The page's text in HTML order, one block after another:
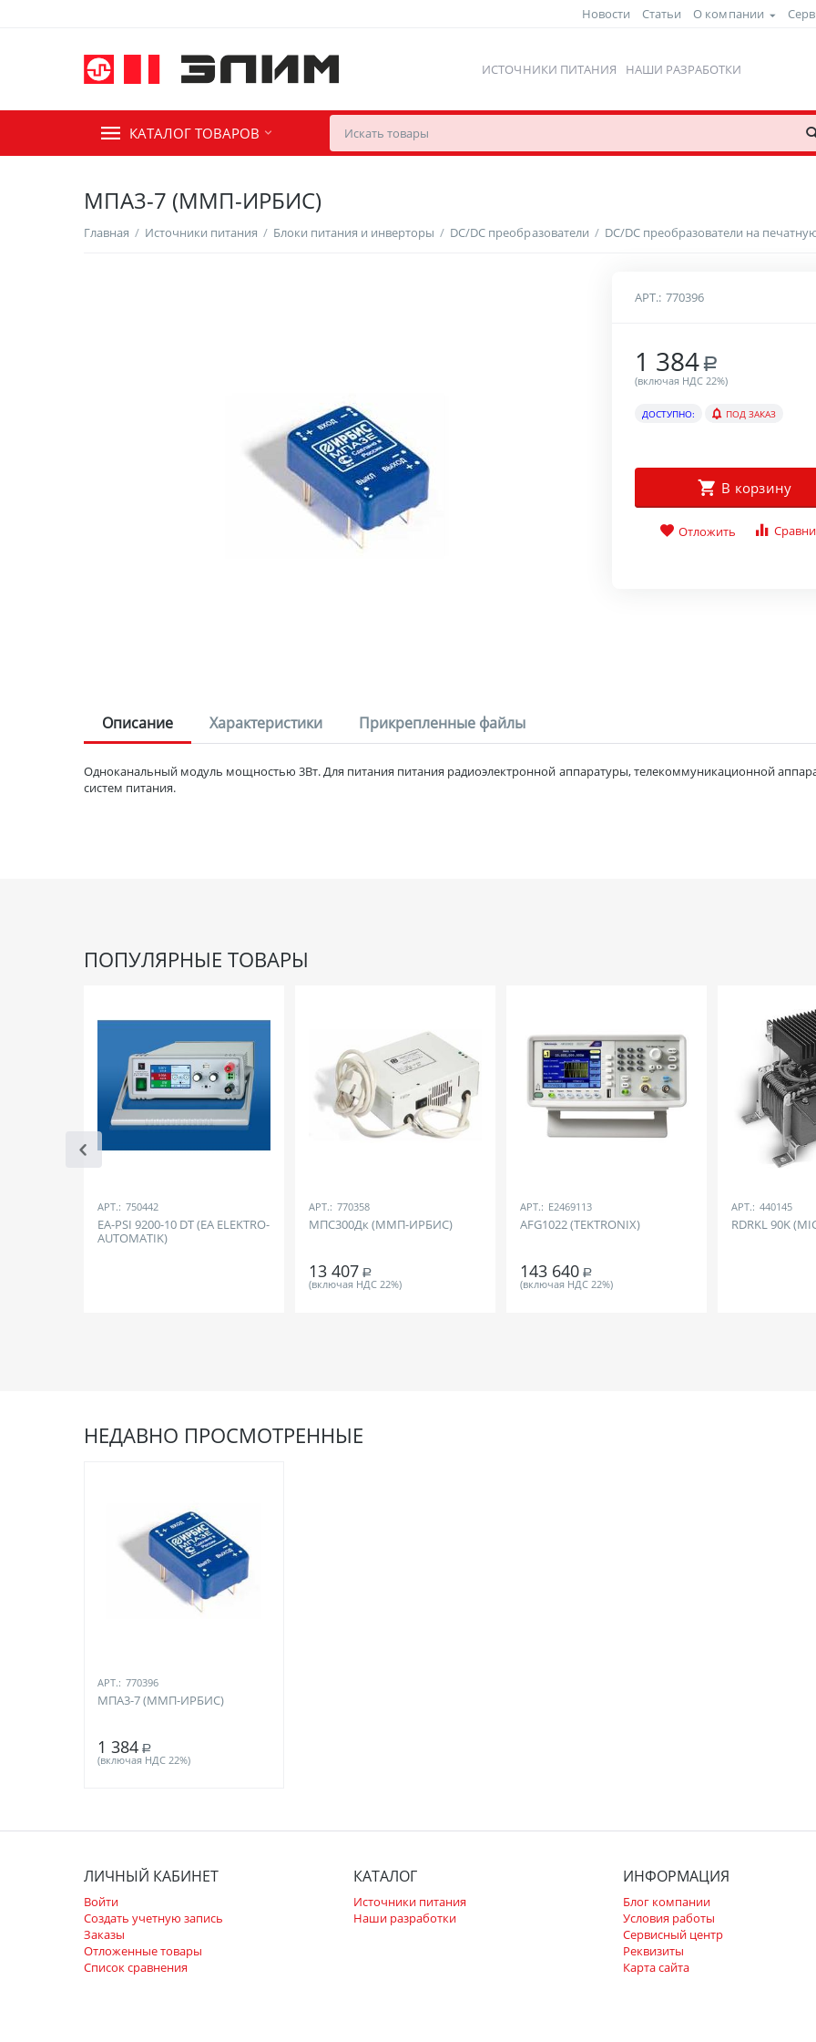
Новости Статьи О компании
ИСТОЧНИКИ ПИТАНИЯ НАШИ РАЗРАБОТКИ
КАТАЛОГ ТОВАРОВ
МПА3-7 (ММП-ИРБИС)
Главная / Источники питания / Блоки питания и инверторы / DC/DC преобразователи / DC/DC преобразователи на
АРТ.: 770396
1 384 Р
(включая НДС 22%)
ДОСТУПНО: ПОД ЗАКАЗ
В корзину
Отложить
Описание Характеристики Прикрепленные файлы
Одноканальный модуль мощностью 3Вт. Для питания питания радиоэлектронной аппаратуры, телекоммуникационной
систем питания.
ПОПУЛЯРНЫЕ ТОВАРЫ
АРТ.: 750442
EA-PSI 9200-10 DT (EA ELEKTRO-
AUTOMATIK)
АРТ.: 770358
МПС300Дк (ММП-ИРБИС)
13 407 Р
(включая НДС 22%)
АРТ.: E2469113
AFG1022 (TEKTRONIX)
143 640 Р
(включая НДС 22%)
АРТ.: 440145
RDRKL 90K
НЕДАВНО ПРОСМОТРЕННЫЕ
АРТ.: 770396
МПА3-7 (ММП-ИРБИС)
1 384 Р
(включая НДС 22%)
ЛИЧНЫЙ КАБИНЕТ
Войти
Создать учетную запись
Заказы
Отложенные товары
Список сравнения
КАТАЛОГ
Источники питания
Наши разработки
ИНФОРМАЦИЯ
Блог компании
Условия работы
Сервисный центр
Реквизиты
Карта сайта